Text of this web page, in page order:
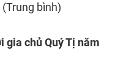
bình)
gia chủ Quý Tị năm